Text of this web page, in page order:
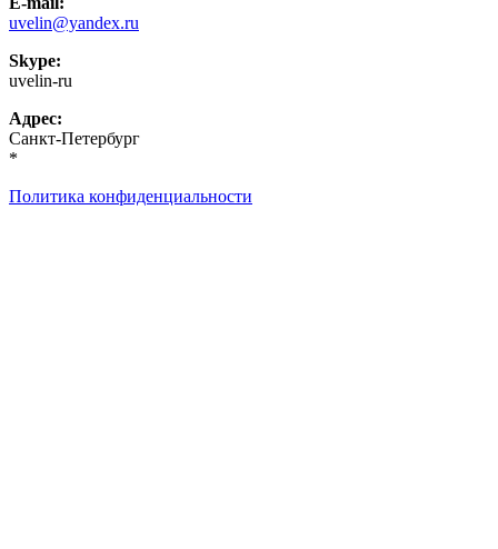
uvelin@yandex.ru
Skype:
uvelin-ru
Адрес:
Санкт-Петербург
*
Политика конфиденциальности